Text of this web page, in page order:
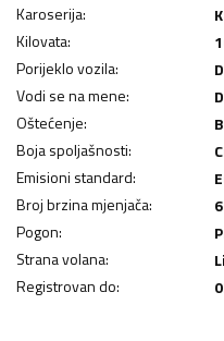
Karoserija:
Kilovata:
Porijeklo vozila:
Vodi se na mene:
Oštećenje:
Boja spoljašnosti:
Emisioni standard:
Broj brzina mjenjača:
6
Pogon:
Strana volana:
Registrovan do: